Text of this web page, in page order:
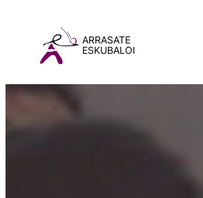
ARRASATE
ESKUBALOI